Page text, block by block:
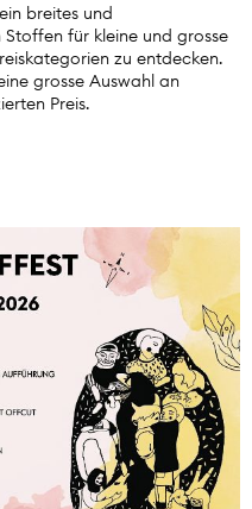
breites und
für kleine und grosse
zu entdecken.
grosse Auswahl an
Preis.